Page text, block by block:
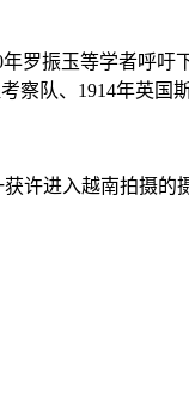
罗振玉等学者呼吁
察队、1914年英国
许进入越南拍摄的